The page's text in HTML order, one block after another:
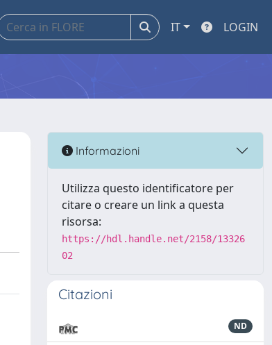
IT LOGIN
Informazioni
Utilizza questo identificatore per
citare o creare un link a questa
risorsa:
https://hdl.handle.net/2158/13326
02
Citazioni
ND